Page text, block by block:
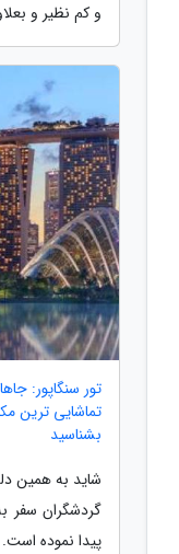
و کم نظیر و
تور سنگاپور:
تماشایی ترین
بشناسید
شاید به همین
گردشگران سفر
پیدا نموده است.